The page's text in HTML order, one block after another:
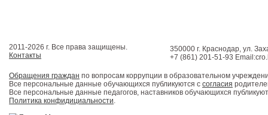
2011-2026 г. Все права защищены.
Контакты
350000 г. Краснодар, ул.
+7 (861) 201-51-93
Обращения граждан по вопросам коррупции в образовательном
Все персональные данные обучающихся публикуются с согласия
Все персональные данные педагогов, наставников обучающихся
Политика конфидициальности.